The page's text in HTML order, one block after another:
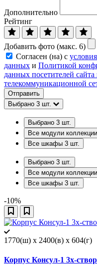
Дополнительно
Рейтинг
Добавить фото (макс. 6)
Согласен (на) с
данных и Политикой
данных посетителей
телекоммуникационной
Отправить
Выбрано 3 шт.
Выбрано 3 шт.
Все модули коллекции
Все шкафы 3 шт.
Выбрано 3 шт.
Все модули коллекции
Все шкафы 3 шт.
-10%
1770(ш) x 2400(в) x 604(г)
Корпус Консул-1 3х-